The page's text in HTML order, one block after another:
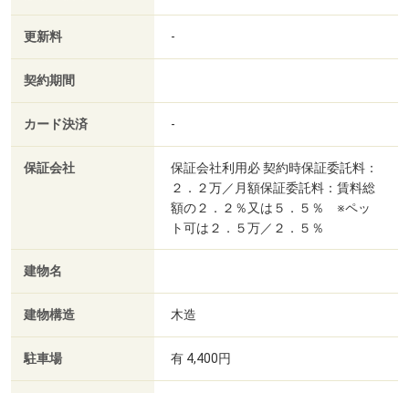
更新料 -
契約期間
カード決済 -
保証会社
保証会社利用必 契約時保証委託料：
２．２万／月額保証委託料：賃料総
額の２．２％又は５．５％ ※ペッ
ト可は２．５万／２．５％
建物名
建物構造 木造
駐車場 有 4,400円